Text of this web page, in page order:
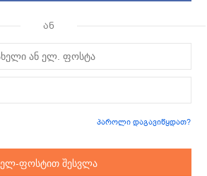
ან
პაროლი დაგავიწყდათ?
ელ-ფოსტით შესვლა